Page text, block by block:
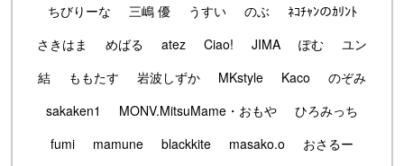
ちびりーな
三嶋 優 うすい のぶ
ﾈｺﾁｬﾝのｶﾘﾝﾄ
さきはま
めばる atez Ciao! JIMA ぽむ
ユン
結
ももたす 岩波しずか MKstyle Kaco
のぞみ
sakaken1
MONV.MitsuMame・おもや
ひろみっち
fumi
mamune blackkite masako.o
おさるー